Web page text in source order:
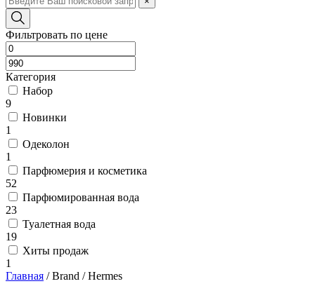
Фильтровать по цене
Категория
Набор
9
Новинки
1
Одеколон
1
Парфюмерия и косметика
52
Парфюмированная вода
23
Туалетная вода
19
Хиты продаж
1
Главная /Brand /Hermes